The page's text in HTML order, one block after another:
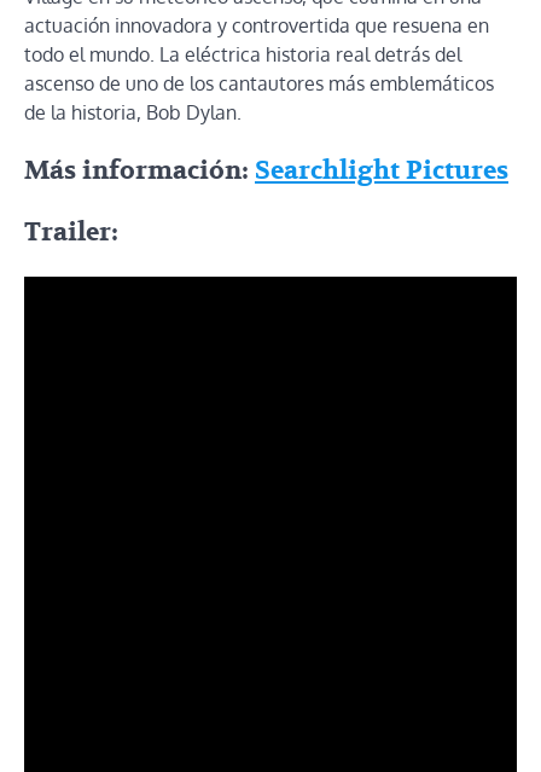
actuación innovadora y controvertida que resuena en
todo el mundo. La eléctrica historia real detrás del
ascenso de uno de los cantautores más emblemáticos
de la historia, Bob Dylan.
Más información: Searchlight Pictures
Trailer: